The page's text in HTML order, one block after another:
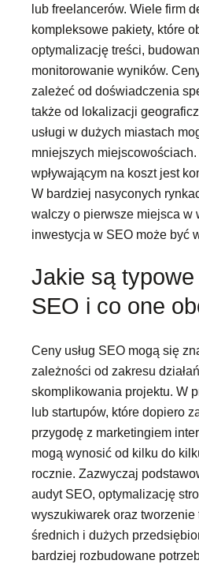
lub freelancerów. Wiele firm
kompleksowe pakiety, które
optymalizację treści,
monitorowanie wyników.
zależeć od doświadczenia
także od lokalizacji
usługi w dużych miastach
mniejszych
wpływającym na koszt jest
W bardziej nasyconych
walczy o pierwsze miejsca w
inwestycja w SEO może być
Jakie są typowe
SEO i co one
Ceny usług SEO mogą się
zależności od zakresu
skomplikowania projektu. W
lub startupów, które dopiero
przygodę z marketingiem
mogą wynosić od kilku do
rocznie. Zazwyczaj
audyt SEO, optymalizację
wyszukiwarek oraz tworzenie
średnich i dużych
bardziej rozbudowane